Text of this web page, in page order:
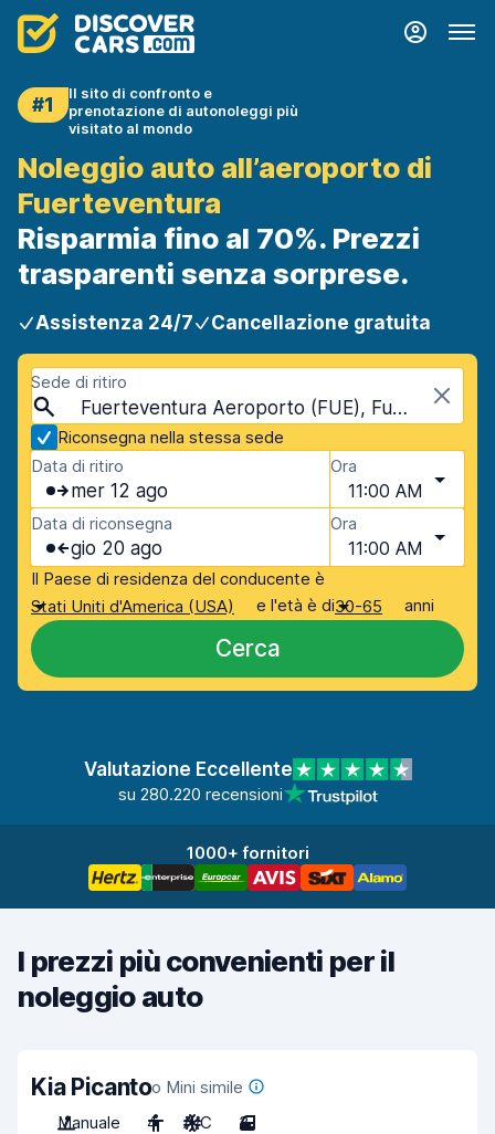
#1
Il sito di confronto e
prenotazione di autonoleggi più
visitato al mondo
Noleggio auto all’aeroporto di
Fuerteventura
Risparmia fino al 70%. Prezzi
trasparenti senza sorprese.
Assistenza 24/7 Cancellazione gratuita
Sede di ritiro
Fuerteventura Aeroporto (FUE), Fuerteventura, Spagna - Isole Canarie
Riconsegna nella stessa sede
Data di ritiro
mer 12 ago
Ora
11:00 AM
Data di riconsegna
gio 20 ago
Ora
11:00 AM
Il Paese di residenza del conducente è
Stati Uniti d'America (USA)
e l'età è di30-65 anni
Cerca
Valutazione Eccellente
su 280.220 recensioni
1000+ fornitori
I prezzi più convenienti per il
noleggio auto
Kia Picantoo Mini simile
Manuale
4 A/C 3